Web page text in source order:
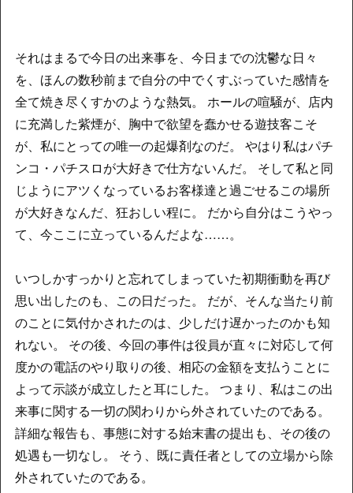
それはまるで今日の出来事を、今日までの沈鬱な日々
を、ほんの数秒前まで自分の中でくすぶっていた感情を
全て焼き尽くすかのような熱気。 ホールの喧騒が、店内
に充満した紫煙が、胸中で欲望を蠢かせる遊技客こそ
が、私にとっての唯一の起爆剤なのだ。 やはり私はパチ
ンコ・パチスロが大好きで仕方ないんだ。 そして私と同
じようにアツくなっているお客様達と過ごせるこの場所
が大好きなんだ、狂おしい程に。 だから自分はこうやっ
て、今ここに立っているんだよな……。
いつしかすっかりと忘れてしまっていた初期衝動を再び
思い出したのも、この日だった。 だが、そんな当たり前
のことに気付かされたのは、少しだけ遅かったのかも知
れない。 その後、今回の事件は役員が直々に対応して何
度かの電話のやり取りの後、相応の金額を支払うことに
よって示談が成立したと耳にした。 つまり、私はこの出
来事に関する一切の関わりから外されていたのである。
詳細な報告も、事態に対する始末書の提出も、その後の
処遇も一切なし。 そう、既に責任者としての立場から除
外されていたのである。